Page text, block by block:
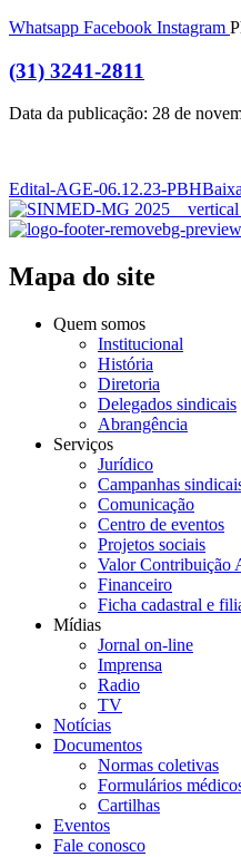
Whatsapp Facebook Instagram
(31) 3241-2811
Data da publicação: 28 de
Edital-AGE-06.12.23-PBH
Mapa do site
Quem somos
Institucional
História
Diretoria
Delegados sindicais
Abrangência
Serviços
Jurídico
Campanhas
Comunicação
Centro de eventos
Projetos sociais
Valor Contribuição
Financeiro
Ficha cadastral e
Mídias
Jornal on-line
Imprensa
Radio
TV
Notícias
Documentos
Normas coletivas
Formulários
Cartilhas
Eventos
Fale conosco